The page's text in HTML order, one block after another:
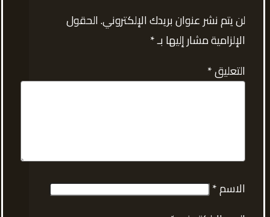
لن يتم نشر عنوان بريدك الإلكتروني.الحقول
الإلزامية مشار إليها بـ*
التعليق*
الاسم*